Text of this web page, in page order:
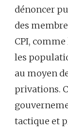
dénoncer
des
CPI,
les
au moyen
privations.
tactique et